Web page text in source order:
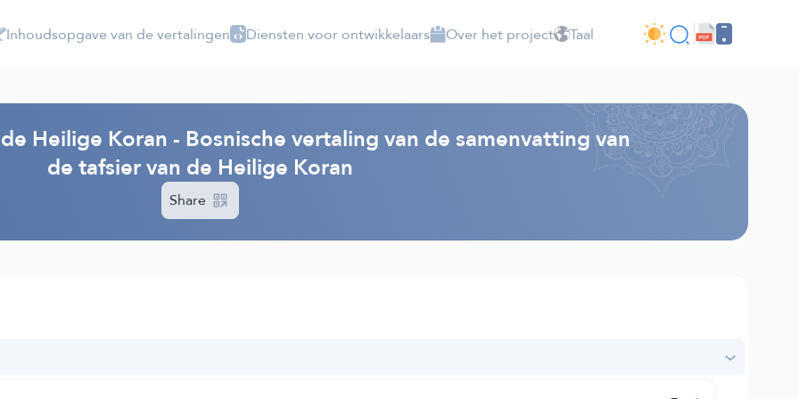
Inhoudsopgave van de vertalingen Diensten voor ontwikkelaars Over het project Taal
Heilige Koran - Bosnische vertaling van de samenvatting van
de tafsier van de Heilige Koran
Share